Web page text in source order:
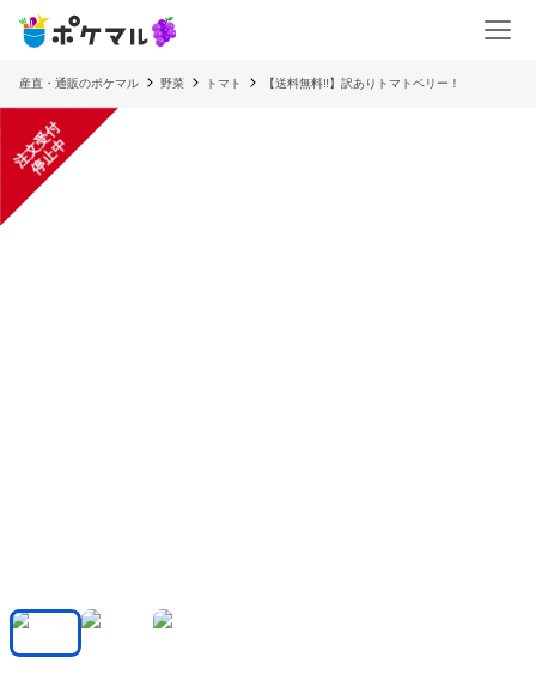
産直・通販のポケマル 野菜 トマト 【送料無料‼️】訳ありトマトベリー！
注
文
受
付
停
止
中